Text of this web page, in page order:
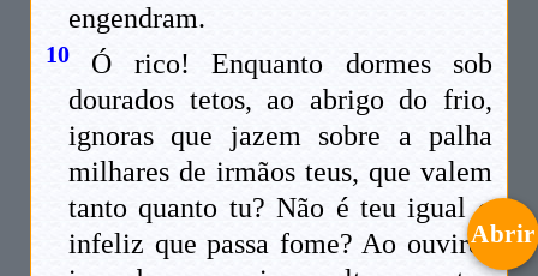
engendram.
10 Ó rico! Enquanto dormes sob
dourados tetos, ao abrigo do frio,
ignoras que jazem sobre a palha
milhares de irmãos teus, que valem
tanto quanto tu? Não é teu igual o
infeliz que passa fome? Ao ouviresAbrir